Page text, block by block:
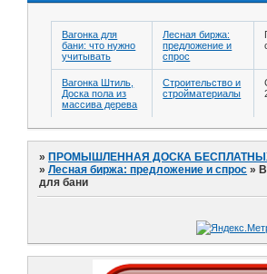
Вагонка для
бани: что нужно
учитывать
Лесная биржа:
предложение и
спрос
Вагонка Штиль,
Доска пола из
массива дерева
Строительство и
стройматериалы
»ПРОМЫШЛЕННАЯ ДОСКА
»Лесная биржа: предложение и спрос »
для бани